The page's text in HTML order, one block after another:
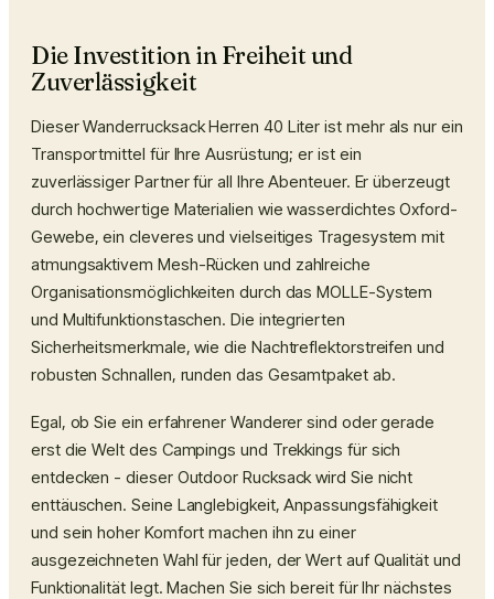
Die Investition in Freiheit und
Zuverlässigkeit
DieserWanderrucksack Herren 40 Liter ist mehr als nur ein
Transportmittel für Ihre Ausrüstung; er ist ein
zuverlässiger Partner für all Ihre Abenteuer. Er überzeugt
durch hochwertige Materialien wie wasserdichtes Oxford-
Gewebe, ein cleveres und vielseitiges Tragesystem mit
atmungsaktivem Mesh-Rücken und zahlreiche
Organisationsmöglichkeiten durch das MOLLE-System
und Multifunktionstaschen. Die integrierten
Sicherheitsmerkmale, wie die Nachtreflektorstreifen und
robusten Schnallen, runden das Gesamtpaket ab.
Egal, ob Sie ein erfahrener Wanderer sind oder gerade
erst die Welt des Campings und Trekkings für sich
entdecken - dieser Outdoor Rucksackwird Sie nicht
enttäuschen. Seine Langlebigkeit, Anpassungsfähigkeit
und sein hoher Komfort machen ihn zu einer
ausgezeichneten Wahl für jeden, der Wert auf Qualität und
Funktionalität legt. Machen Sie sich bereit für Ihr nächstes